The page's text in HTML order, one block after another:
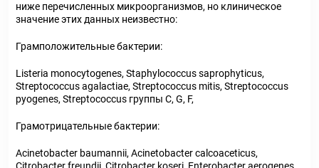
ниже перечисленных микроорганизмов, но клиническое
значение этих данных неизвестно:
Грамположительные бактерии:
Listeria monocytogenes, Staphylococcus saprophyticus,
Streptococcus agalactiae, Streptococcus mitis, Streptococcus
pyogenes, Streptococcus группы C, G, F,
Грамотрицательные бактерии:
Acinetobacter baumannii, Acinetobacter calcoaceticus,